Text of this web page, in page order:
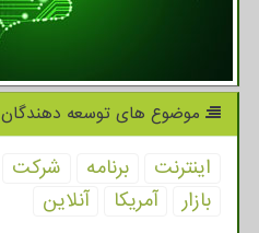
موضوع های توسعه دهندگان
اینترنت برنامه شركت
بازار
آمریكا آنلاین